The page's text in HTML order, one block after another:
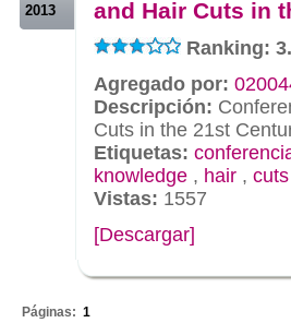
2013
and Hair Cuts in
Ranking:
Agregado por:
Descripción:
Cuts in the 21st
Etiquetas:
knowledge , hair , cuts
Vistas: 1557
[Descargar]
Páginas: 1